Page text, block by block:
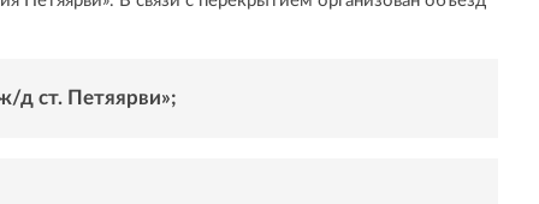
д ст. Петяярви»;